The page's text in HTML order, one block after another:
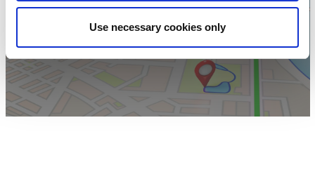
Use necessary cookies only
Klicka för att visa
karta